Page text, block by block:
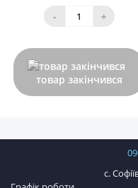
- +
товар закінчився
с.